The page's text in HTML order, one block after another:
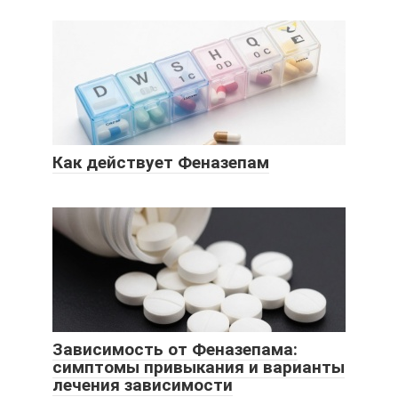
Как действует Феназепам
Зависимость от Феназепама:
симптомы привыкания и варианты
лечения зависимости